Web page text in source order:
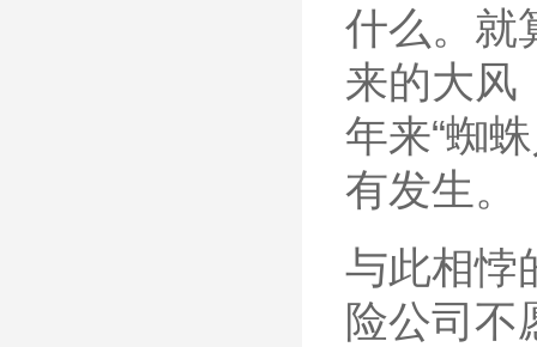
什么。就
来的大风
年来“蜘
有发生。
与此相悖
险公司不